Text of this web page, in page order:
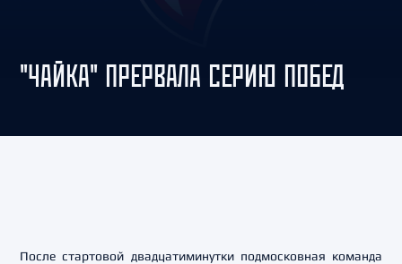
"ЧАЙКА" ПРЕРВАЛА СЕРИЮ ПОБЕД
После стартовой двадцатиминутки подмосковная команда